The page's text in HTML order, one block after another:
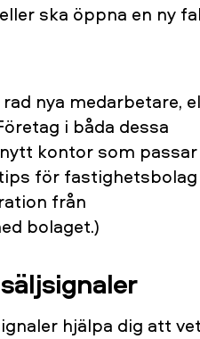
ska öppna en ny
nya medarbetare,
i båda dessa
kontor som passar
för
från
bolaget.)
hjälpa dig att